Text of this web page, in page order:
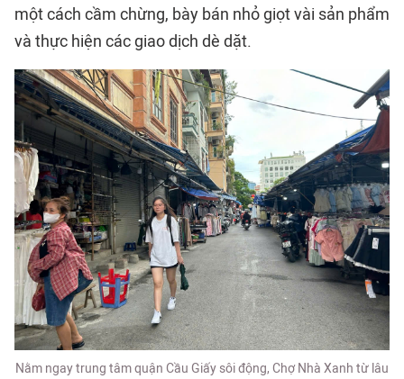
một cách cầm chừng, bày bán nhỏ giọt vài sản phẩm
và thực hiện các giao dịch dè dặt.
Nằm ngay trung tâm quận Cầu Giấy sôi động, Chợ Nhà Xanh từ lâu